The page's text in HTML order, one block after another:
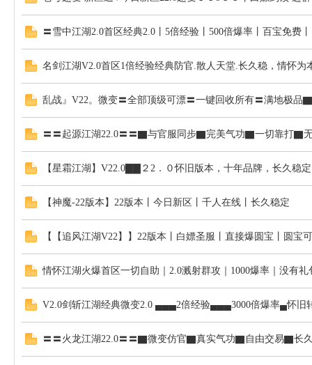
〓雪中江湖2.0首区经典2.0丨5倍经验丨500倍爆率丨百宝免费
名剑江湖V2.0首区1倍经验经典防官.散人天堂.长久稳，情怀为
乱战』V22。微变〓全部顶级可漂〓一键回收所有〓满地极
〓〓起源江湖22.0〓〓▇与官服同步▇完美气功▇一切靠打▇
【星霜江湖】V22.0▇▇２2．０怀旧版本，十年品牌，长久
【神魔-22版本】22版本丨今日新区丨千人在线丨长久稳定
【【追风江湖V22】】22版本丨白嫖圣服丨直接爆圆宝丨圆宝
情怀江湖火爆首区一切自助｜2.0溅射群攻｜1000爆率｜没有
V2.0剑斩江湖经典微变2.0 ▄▄▄2倍经验▄▄▄3000倍爆率▄怀旧
〓〓火龙江湖22.0〓〓▇微变仿官▇真实气功▇自由交易▇长